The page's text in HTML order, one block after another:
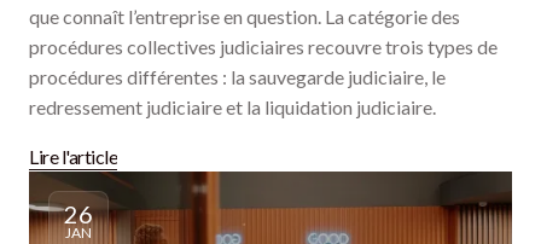
que connaît l’entreprise en question. La catégorie des
procédures collectives judiciaires recouvre trois types de
procédures différentes : la sauvegarde judiciaire, le
redressement judiciaire et la liquidation judiciaire.
Lire l'article
26
JAN